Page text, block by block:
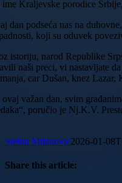
ime Kraljevske porodice
dan podseća nas na
koji su oduvek
istoriju, narod Republike
naši preci, vi nastavljate
car Dušan, knez
ovaj važan dan, svim
poručio je Nj.K.V.
Stefan Milanovic2026-01-
Share this article: